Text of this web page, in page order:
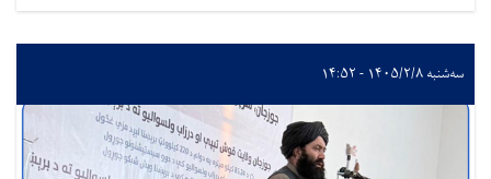
سه‌شنبه ۱۴۰۵/۲/۸ - ۱۴:۵۲